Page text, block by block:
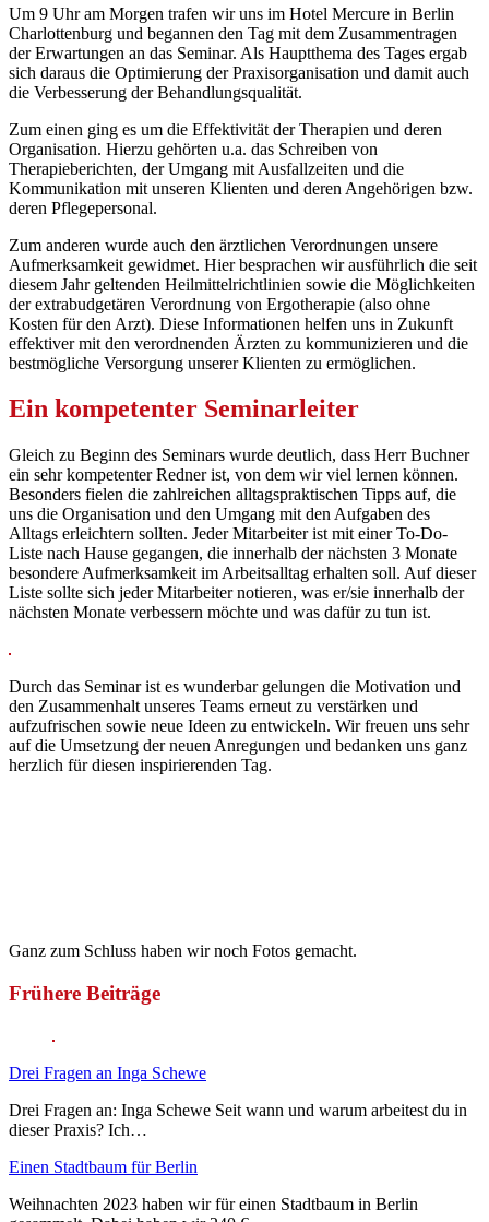
Um 9 Uhr am Morgen trafen wir uns im Hotel Mercure in Berlin
Charlottenburg und begannen den Tag mit dem Zusammentragen
der Erwartungen an das Seminar. Als Hauptthema des Tages ergab
sich daraus die Optimierung der Praxisorganisation und damit auch
die Verbesserung der Behandlungsqualität.
Zum einen ging es um die Effektivität der Therapien und deren
Organisation. Hierzu gehörten u.a. das Schreiben von
Therapieberichten, der Umgang mit Ausfallzeiten und die
Kommunikation mit unseren Klienten und deren Angehörigen bzw.
deren Pflegepersonal.
Zum anderen wurde auch den ärztlichen Verordnungen unsere
Aufmerksamkeit gewidmet. Hier besprachen wir ausführlich die seit
diesem Jahr geltenden Heilmittelrichtlinien sowie die Möglichkeiten
der extrabudgetären Verordnung von Ergotherapie (also ohne
Kosten für den Arzt). Diese Informationen helfen uns in Zukunft
effektiver mit den verordnenden Ärzten zu kommunizieren und die
bestmögliche Versorgung unserer Klienten zu ermöglichen.
Ein kompetenter Seminarleiter
Gleich zu Beginn des Seminars wurde deutlich, dass Herr Buchner
ein sehr kompetenter Redner ist, von dem wir viel lernen können.
Besonders fielen die zahlreichen alltagspraktischen Tipps auf, die
uns die Organisation und den Umgang mit den Aufgaben des
Alltags erleichtern sollten. Jeder Mitarbeiter ist mit einer To-Do-
Liste nach Hause gegangen, die innerhalb der nächsten 3 Monate
besondere Aufmerksamkeit im Arbeitsalltag erhalten soll. Auf dieser
Liste sollte sich jeder Mitarbeiter notieren, was er/sie innerhalb der
nächsten Monate verbessern möchte und was dafür zu tun ist.
Durch das Seminar ist es wunderbar gelungen die Motivation und
den Zusammenhalt unseres Teams erneut zu verstärken und
aufzufrischen sowie neue Ideen zu entwickeln. Wir freuen uns sehr
auf die Umsetzung der neuen Anregungen und bedanken uns ganz
herzlich für diesen inspirierenden Tag.
Ganz zum Schluss haben wir noch Fotos gemacht.
Frühere Beiträge
Drei Fragen an Inga Schewe
Drei Fragen an: Inga Schewe Seit wann und warum arbeitest du in
dieser Praxis? Ich…
Einen Stadtbaum für Berlin
Weihnachten 2023 haben wir für einen Stadtbaum in Berlin